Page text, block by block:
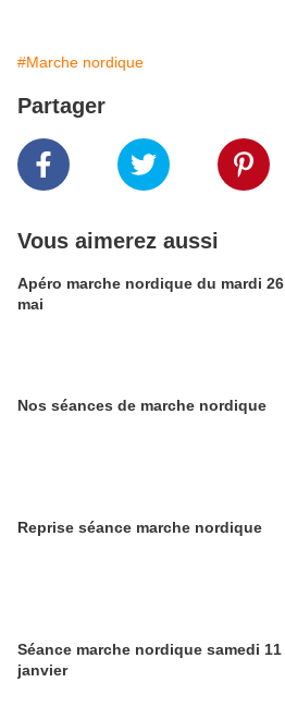
#Marche nordique
Partager
Vous aimerez aussi
Apéro marche nordique du mardi 26
mai
Nos séances de marche nordique
Reprise séance marche nordique
Séance marche nordique samedi 11
janvier